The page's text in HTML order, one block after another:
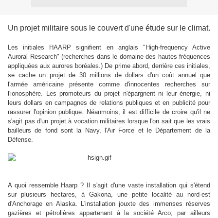
Un projet militaire sous le couvert d'une étude sur le climat.
Les initiales HAARP signifient en anglais "High-frequency Active
Auroral Research" (recherches dans le domaine des hautes fréquences
appliquées aux aurores boréales.) De prime abord, derrière ces initiales,
se cache un projet de 30 millions de dollars d'un coût annuel que
l'armée américaine présente comme d'innocentes recherches sur
l'ionosphère. Les promoteurs du projet n'épargnent ni leur énergie, ni
leurs dollars en campagnes de relations publiques et en publicité pour
rassurer l'opinion publique. Néanmoins, il est difficile de croire qu'il ne
s'agit pas d'un projet à vocation militaires lorsque l'on sait que les vrais
bailleurs de fond sont la Navy, l'Air Force et le Département de la
Défense.
A quoi ressemble Haarp ? Il s'agit d'une vaste installation qui s'étend
sur plusieurs hectares, à Gakona, une petite localité au nord-est
d'Anchorage en Alaska. L'installation jouxte des immenses réserves
gazières et pétrolières appartenant à la société Arco, par ailleurs